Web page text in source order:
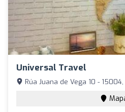
Universal Travel
Rúa Juana de Vega 10 -